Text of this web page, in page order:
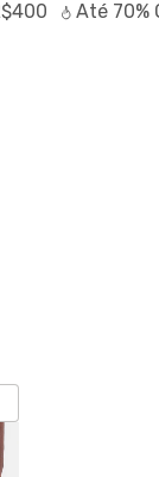
Até70% OFFno